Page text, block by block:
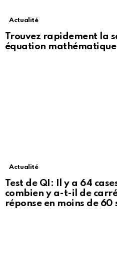
Actualité
Trouvez rapidement la
équation mathématique
Actualité
Test de QI: Il y a 64
combien y a-t-il de
réponse en moins de 60